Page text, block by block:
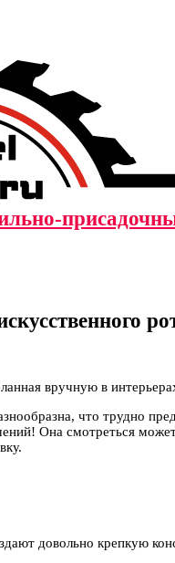
вручную в
что трудно
Она смотреться
довольно крепкую